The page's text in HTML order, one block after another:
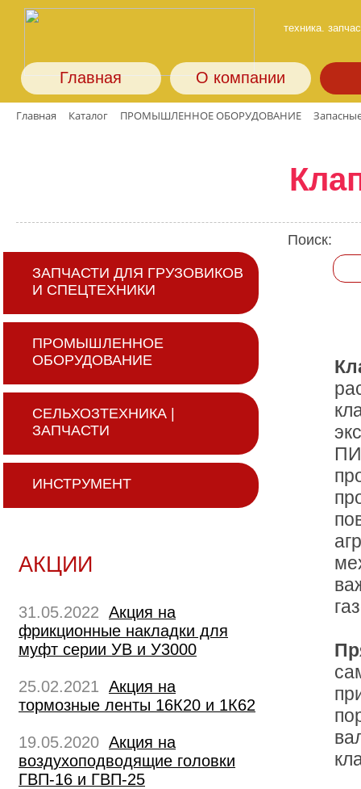
техника.
Главная О компании
Главная Каталог ПРОМЫШЛЕННОЕ ОБОРУДОВАНИЕ
ЗАПЧАСТИ ДЛЯ ГРУЗОВИКОВ
И СПЕЦТЕХНИКИ
ПРОМЫШЛЕННОЕ
ОБОРУДОВАНИЕ
СЕЛЬХОЗТЕХНИКА |
ЗАПЧАСТИ
ИНСТРУМЕНТ
АКЦИИ
31.05.2022 Акция на
фрикционные накладки для
муфт серии УВ и У3000
25.02.2021 Акция на
тормозные ленты 16К20 и 1К62
19.05.2020 Акция на
воздухоподводящие головки
ГВП-16 и ГВП-25
Поиск: